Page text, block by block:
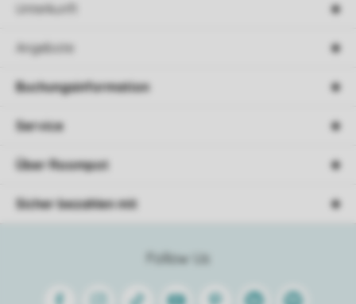
Unterkunft
Angebote
Follow Us
FacebookInstagram
Tiktok Youtube PinterestLinkedinSpotify
Buchungsinformation
Service
Über Roompot
Sicher bezahlen mit